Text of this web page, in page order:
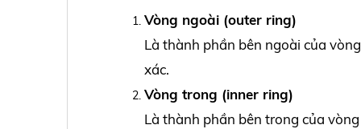
Vòng ngoài (outer ring)
Là thành phần bên ngoài của
xác.
Vòng trong (inner ring)
Là thành phần bên trong của